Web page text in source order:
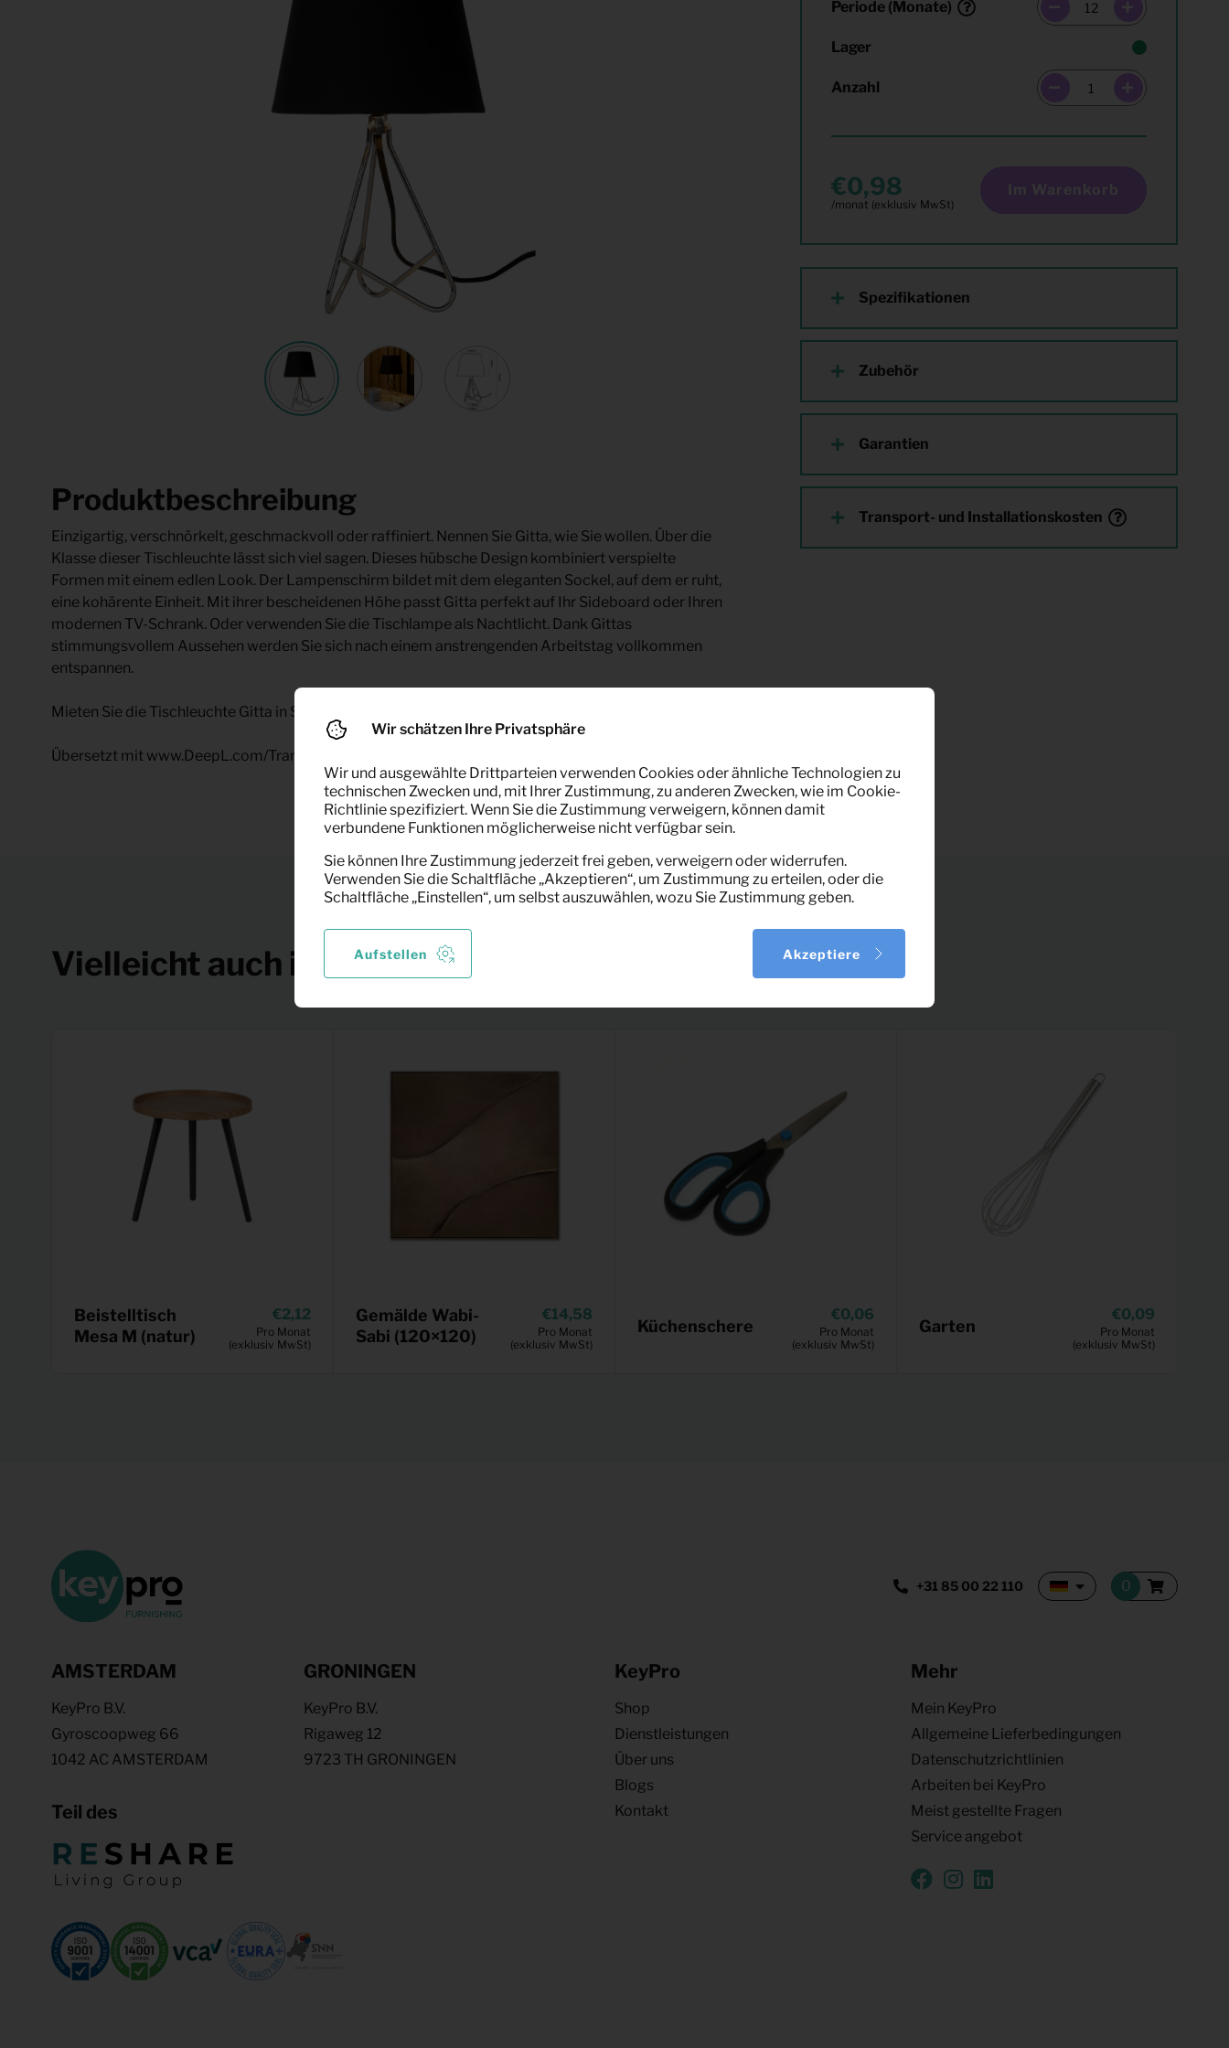
Periode (Monate)
Lager
Anzahl
0,98 Im Warenkorb
Spezifikationen
Zubehör
Garantien
Transport- und Installationskosten
Produktbeschreibung
Einzigartig, verschnörkelt, geschmackvoll oder raffiniert. Nennen Sie Gitta, wie Sie wollen. Über die
Klasse dieser Tischleuchte lässt sich viel sagen. Dieses hübsche Design kombiniert verspielte
Formen mit einem edlen Look. Der Lampenschirm bildet mit dem eleganten Sockel, auf dem er ruht,
eine kohärente Einheit. Mit ihrer bescheidenen Höhe passt Gitta perfekt auf Ihr Sideboard oder Ihren
modernen TV-Schrank. Oder verwenden Sie die Tischlampe als Nachtlicht. Dank Gittas
stimmungsvollem Aussehen werden Sie sich nach einem anstrengenden Arbeitstag vollkommen
entspannen.
Mieten Sie die Tischleuchte Gitta in Schwarz/Chrom bei Keypro Möbelverleih.
Übersetzt mit www.DeepL.com/Translator (kostenlose Version)
Vielleicht auch interessant
Beistelltisch
Mesa M (natur)
2,12
Pro Monat
(exklusiv MwSt)
Gemälde Wabi-
Sabi (120×120)
14,58
Pro Monat
(exklusiv MwSt)
Küchenschere
0,06
Pro Monat
(exklusiv MwSt)
Garten
0,09
Pro Monat
(exklusiv MwSt)
+31 85 00 22 110
AMSTERDAM
KeyPro B.V.
Gyroscoopweg 66
1042 AC AMSTERDAM
GRONINGEN
KeyPro B.V.
Rigaweg 12
9723 TH GRONINGEN
KeyPro
Shop
Dienstleistungen
Über uns
Blogs
Kontakt
Mehr
Mein KeyPro
Allgemeine Lieferbedingungen
Datenschutzrichtlinien
Arbeiten bei KeyPro
Meist gestellte Fragen
Service angebot
Teil des
Wir schätzen Ihre Privatsphäre
Wir und ausgewählte Drittparteien verwenden Cookies oder ähnliche Technologien zu
technischen Zwecken und, mit Ihrer Zustimmung, zu anderen Zwecken, wie im Cookie-
Richtlinie spezifiziert. Wenn Sie die Zustimmung verweigern, können damit
verbundene Funktionen möglicherweise nicht verfügbar sein.
Sie können Ihre Zustimmung jederzeit frei geben, verweigern oder widerrufen.
Verwenden Sie die Schaltfläche „Akzeptieren“, um Zustimmung zu erteilen, oder die
Schaltfläche „Einstellen“, um selbst auszuwählen, wozu Sie Zustimmung geben.
Aufstellen Akzeptiere